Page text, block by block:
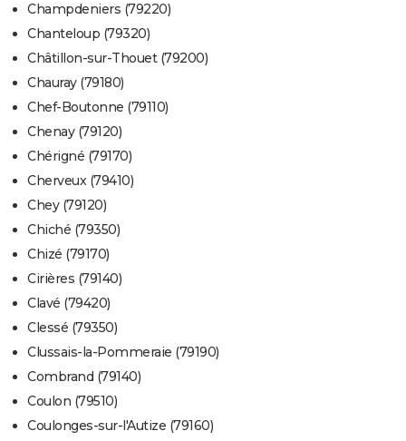
Champdeniers (79220)
Chanteloup (79320)
Châtillon-sur-Thouet (79200)
Chauray (79180)
Chef-Boutonne (79110)
Chenay (79120)
Chérigné (79170)
Cherveux (79410)
Chey (79120)
Chiché (79350)
Chizé (79170)
Cirières (79140)
Clavé (79420)
Clessé (79350)
Clussais-la-Pommeraie (79190)
Combrand (79140)
Coulon (79510)
Coulonges-sur-l'Autize (79160)